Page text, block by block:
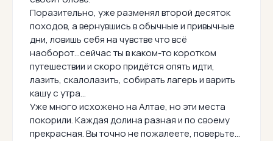
Поразительно, уже разменял второй десяток
походов, а вернувшись в обычные и привычные
дни, ловишь себя на чувстве что всё
наоборот...сейчас ты в каком-то коротком
путешествии и скоро придётся опять идти,
лазить, скалолазить, собирать лагерь и варить
кашу с утра...
Уже много исхожено на Алтае, но эти места
покорили. Каждая долина разная и по своему
прекрасная. Вы точно не пожалеете, поверьте...